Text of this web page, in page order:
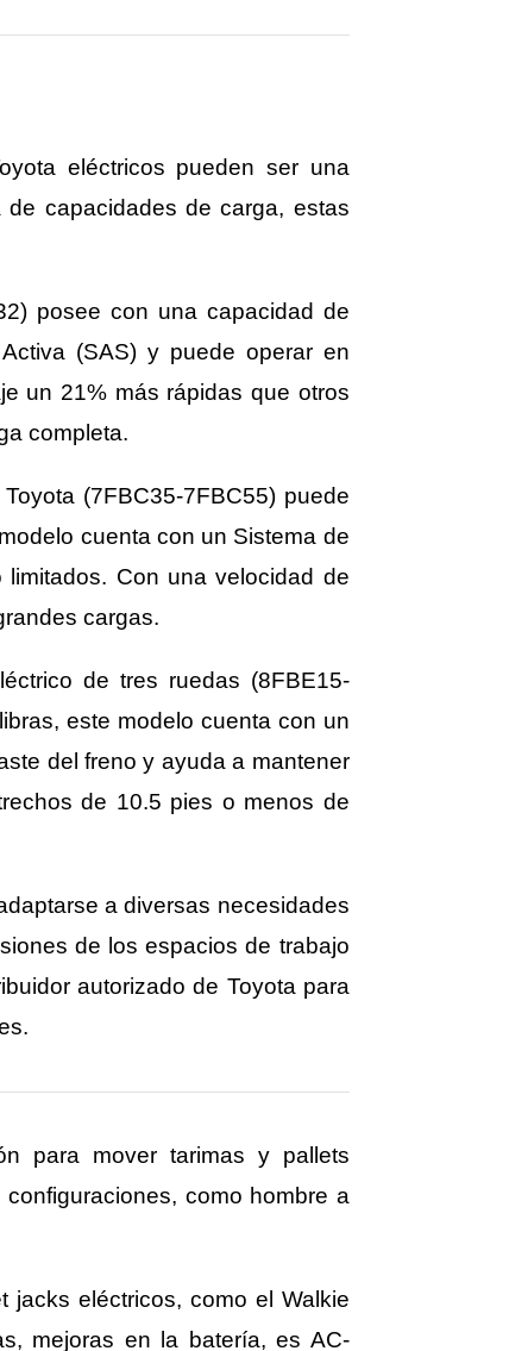
eléctricos pueden ser una
capacidades de carga, estas
posee con una capacidad de
(SAS) y puede operar en
un 21% más rápidas que otros
completa.
(7FBC35-7FBC55) puede
cuenta con un Sistema de
Con una velocidad de
cargas.
de tres ruedas (8FBE15-
este modelo cuenta con un
del freno y ayuda a mantener
de 10.5 pies o menos de
a diversas necesidades
de los espacios de trabajo
autorizado de Toyota para
para mover tarimas y pallets
como hombre a
jacks eléctricos, como el Walkie
mejoras en la batería, es AC-